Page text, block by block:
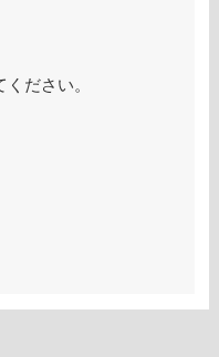
ださい。